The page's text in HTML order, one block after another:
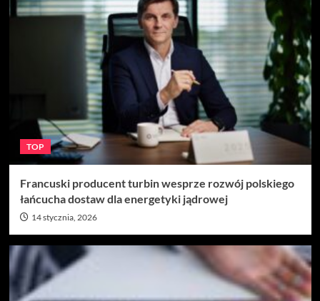
TOP
Francuski producent turbin wesprze rozwój polskiego
łańcucha dostaw dla energetyki jądrowej
14 stycznia, 2026